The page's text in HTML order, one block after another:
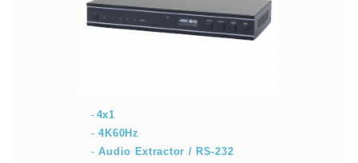
4x1
-4K60Hz
-Audio Extractor / RS-232